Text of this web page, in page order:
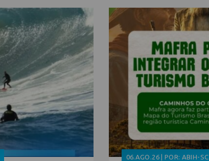
06.AGO.26 | POR: ABIH-SC